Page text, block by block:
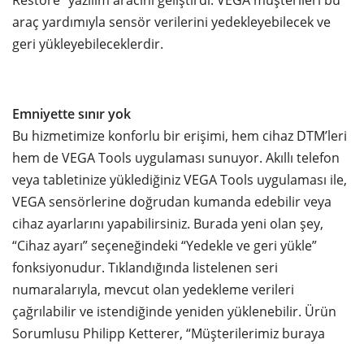
araç yardımıyla sensör verilerini yedekleyebilecek ve
geri yükleyebileceklerdir.
Emniyette sınır yok
Bu hizmetimize konforlu bir erişimi, hem cihaz DTM’leri
hem de VEGA Tools uygulaması sunuyor. Akıllı telefon
veya tabletinize yüklediğiniz VEGA Tools uygulaması ile,
VEGA sensörlerine doğrudan kumanda edebilir veya
cihaz ayarlarını yapabilirsiniz. Burada yeni olan şey,
“Cihaz ayarı” seçeneğindeki “Yedekle ve geri yükle”
fonksiyonudur. Tıklandığında listelenen seri
numaralarıyla, mevcut olan yedekleme verileri
çağrılabilir ve istendiğinde yeniden yüklenebilir. Ürün
Sorumlusu Philipp Ketterer, “Müşterilerimiz buraya